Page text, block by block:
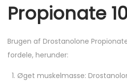
Propionate
Brugen af Drostanolone
fordele, herunder:
Øget muskelmasse: